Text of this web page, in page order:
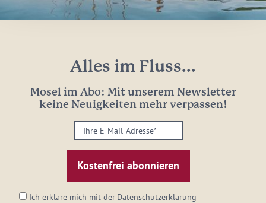
Alles im Fluss...
Mosel im Abo: Mit unserem Newsletter
keine Neuigkeiten mehr verpassen!
Ihre
E-
Mail-
Adresse:
Ich erkläre mich mit der Datenschutzerklärung